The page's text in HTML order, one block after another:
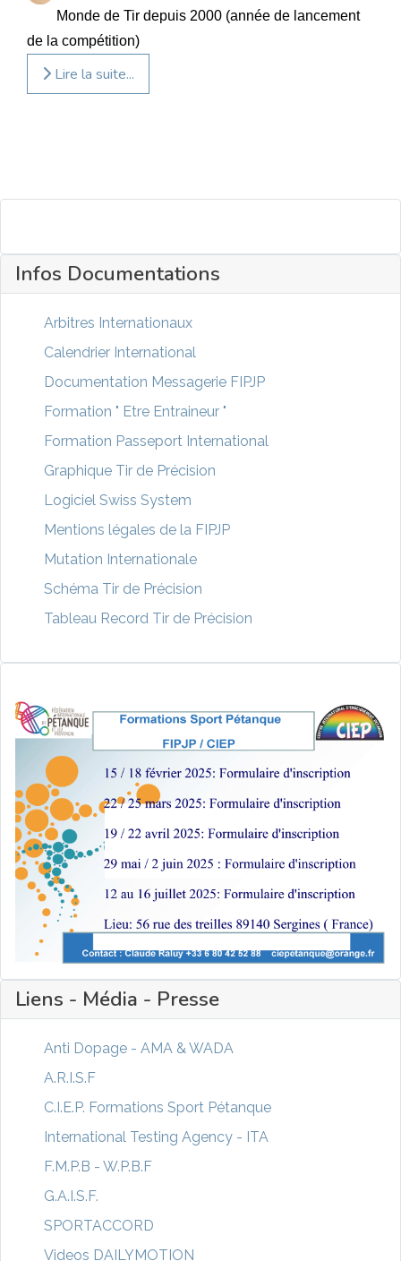
Infos Documentations
Arbitres Internationaux
Calendrier International
Documentation Messagerie FIPJP
Formation " Etre Entraineur "
Formation Passeport International
Graphique Tir de Précision
Logiciel Swiss System
Mentions légales de la FIPJP
Mutation Internationale
Schéma Tir de Précision
Tableau Record Tir de Précision
Liens - Média - Presse
Anti Dopage - AMA & WADA
A.R.I.S.F
C.I.E.P. Formations Sport Pétanque
International Testing Agency - ITA
F.M.P.B - W.P.B.F
G.A.I.S.F.
SPORTACCORD
Videos DAILYMOTION
Monde de Tir depuis 2000 (année de lancement
de la compétition)
Lire la suite...